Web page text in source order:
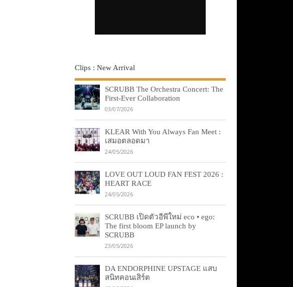
Clips : New Arrival
SCRUBB The Orchestra Concert: The
First-Ever Collaboration
03/07/2026
KLEAR With You Always Fan Meet :
เสมอตลอดมา
24/05/2026
LOVE OUT LOUD FAN FEST 2026 :
HEART RACE
24/05/2026
SCRUBB เปิดตัวอีพีใหม่ eco • ego:
The first bloom EP launch by
SCRUBB
23/05/2026
DA ENDORPHINE UPSTAGE แสบ
สนิทคอนเสิร์ต